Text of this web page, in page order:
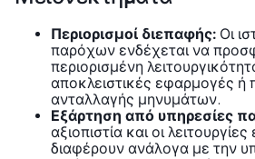
Περιορισμοί διεπαφής: Οι
παρόχων ενδέχεται να
περιορισμένη
αποκλειστικές εφαρμογές ή
ανταλλαγής μηνυμάτων.
Εξάρτηση από υπηρεσίες
αξιοπιστία και οι
διαφέρουν ανάλογα με την